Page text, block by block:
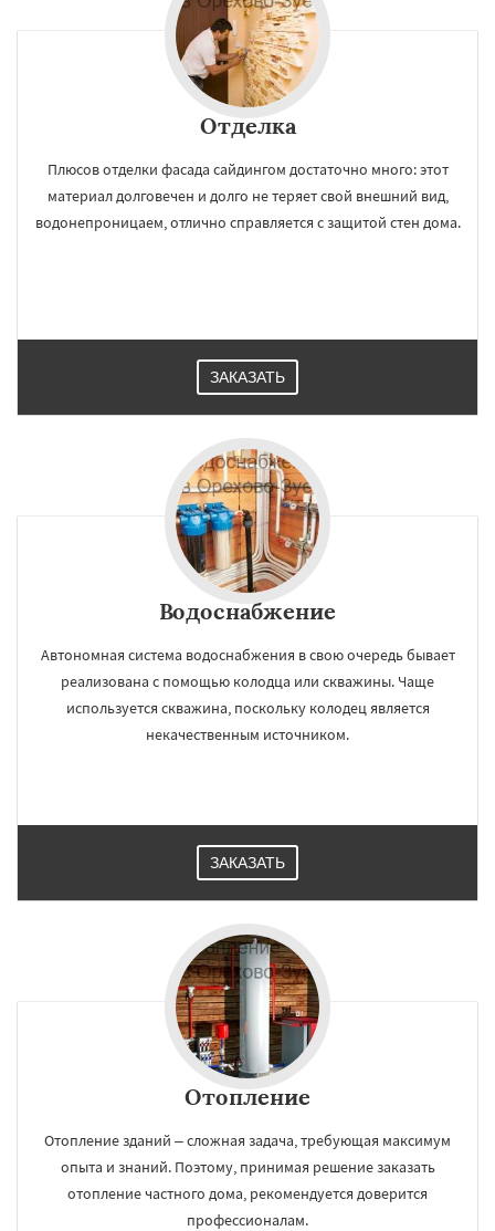
Отделка
Плюсов отделки фасада сайдингом достаточно много: этот
материал долговечен и долго не теряет свой внешний вид,
водонепроницаем, отлично справляется с защитой стен дома.
ЗАКАЗАТЬ
Водоснабжение
Автономная система водоснабжения в свою очередь бывает
реализована с помощью колодца или скважины. Чаще
используется скважина, поскольку колодец является
некачественным источником.
ЗАКАЗАТЬ
Отопление
Отопление зданий – сложная задача, требующая максимум
опыта и знаний. Поэтому, принимая решение заказать
отопление частного дома, рекомендуется доверится
профессионалам.